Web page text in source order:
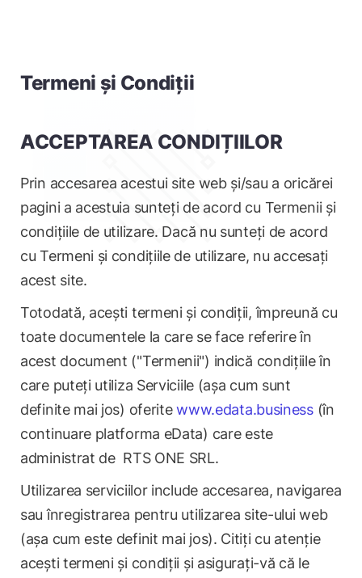
Termeni și Condiții
ACCEPTAREA CONDIȚIILOR
Prin accesarea acestui site web și/sau a oricărei
pagini a acestuia sunteți de acord cu Termenii și
condițiile de utilizare. Dacă nu sunteți de acord
cu Termeni și condițiile de utilizare, nu accesați
acest site.
Totodată, acești termeni și condiții, împreună cu
toate documentele la care se face referire în
acest document ("Termenii") indică condițiile în
care puteți utiliza Serviciile (așa cum sunt
definite mai jos) oferitewww.edata.business(în
continuare platforma eData) care este
administrat de RTS ONE SRL.
Utilizarea serviciilor include accesarea, navigarea
sau înregistrarea pentru utilizarea site-ului web
(așa cum este definit mai jos). Citiți cu atenție
acești termeni și condiții și asigurați-vă că le